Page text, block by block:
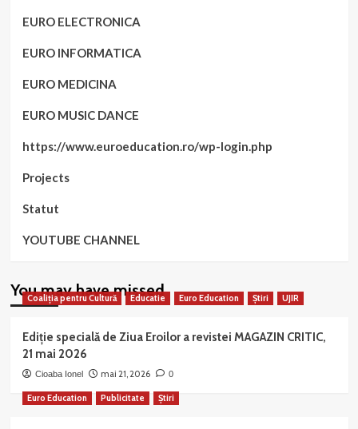
EURO ELECTRONICA
EURO INFORMATICA
EURO MEDICINA
EURO MUSIC DANCE
https://www.euroeducation.ro/wp-login.php
Projects
Statut
YOUTUBE CHANNEL
You may have missed
Coaliția pentru Cultură Educatie Euro Education Știri UJIR
Ediție specială de Ziua Eroilor a revistei MAGAZIN CRITIC,
21 mai 2026
Cioaba Ionel mai 21, 2026 0
Euro Education Publicitate Știri